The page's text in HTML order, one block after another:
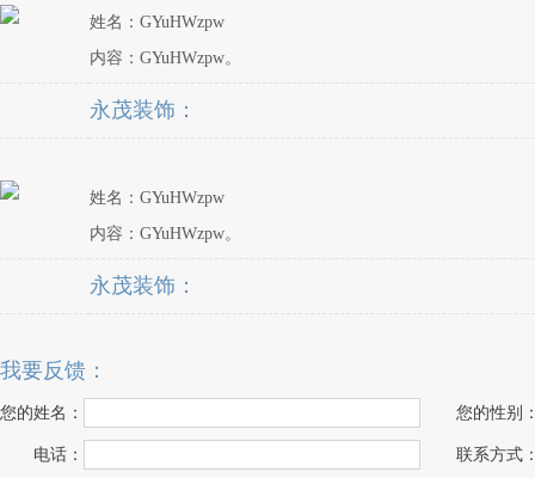
姓名：GYuHWzpw
内容：GYuHWzpw。
永茂装饰：
姓名：GYuHWzpw
内容：GYuHWzpw。
永茂装饰：
我要反馈：
您的姓名： 您的性别
电话： 联系方式